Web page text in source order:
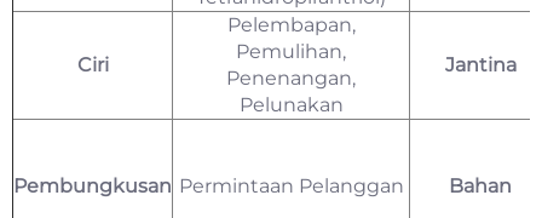
Ciri
Pelembapan,
Pemulihan,
Penenangan,
Pelunakan
Jantina
Pembungkusan Permintaan Pelanggan Bahan